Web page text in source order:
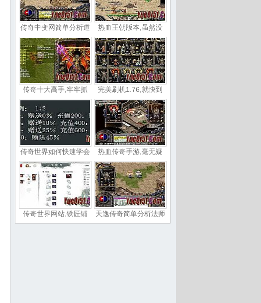
传奇中变网简单分析道 热血王朝版本,虽然没
传奇十大高手,牢牢抓 完美刷机1.76,就快到
传奇世界如何快速学会 热血传奇手游,毫无疑
传奇世界网站,铁匠铺 天逸传奇简单分析法师